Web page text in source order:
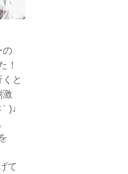
の
！
と
激
` )♩︎
て